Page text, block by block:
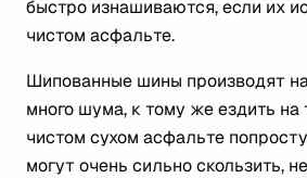
быстро изнашиваются, если их
чистом асфальте.
Шипованные шины производят
много шума, к тому же ездить на
чистом сухом асфальте
могут очень сильно скользить,